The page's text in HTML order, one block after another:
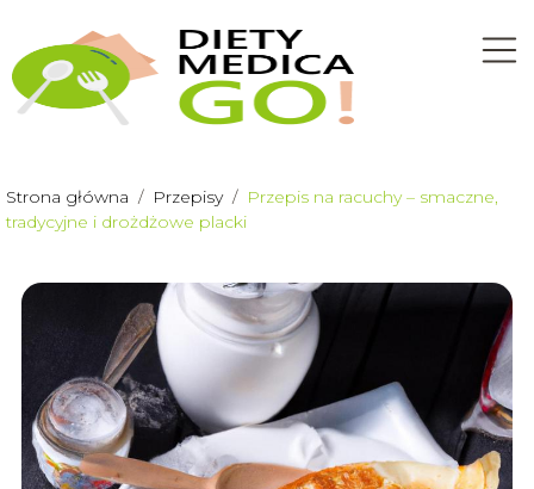
Strona główna / Przepisy / Przepis na racuchy – smaczne,
tradycyjne i drożdżowe placki